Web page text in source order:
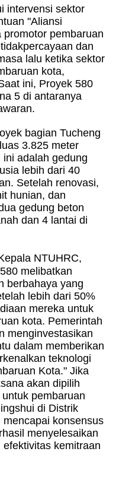
intervensi sektor
"Aliansi
pembaruan
dan
lalu ketika sektor
kota,
ini, Proyek 580
5 di antaranya
bagian Tucheng
3.825 meter
adalah gedung
lebih dari 40
Setelah renovasi,
hunian, dan
gedung beton
dan 4 lantai di
NTUHRC,
melibatkan
berbahaya yang
lebih dari 50%
mereka untuk
kota. Pemerintah
menginvestasikan
dalam memberikan
teknologi
Kota." Jika
akan dipilih
pembaruan
di Distrik
konsensus
menyelesaikan
kemitraan